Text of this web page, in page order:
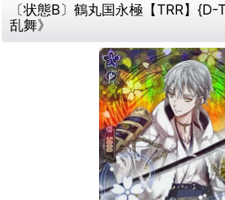
〔状態B〕鶴丸国永極【TRR】
乱舞》